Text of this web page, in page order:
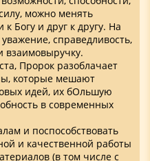
можно менять
Богу и друг к другу. На
справедливость,
взаимовыручку.
Пророк разоблачает
которые мешают
идей, их бОльшую
в современных
и поспособствовать
и качественной работы
(в том числе с